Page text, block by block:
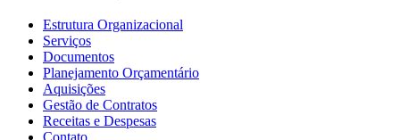
Estrutura Organizacional
Serviços
Documentos
Planejamento Orçamentário
Aquisições
Gestão de Contratos
Receitas e Despesas